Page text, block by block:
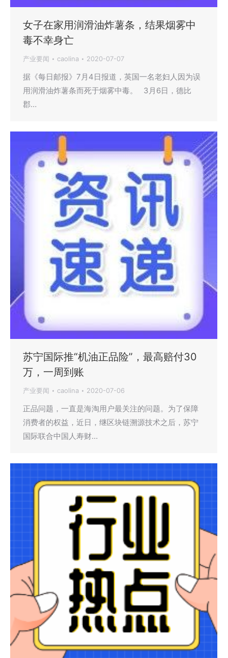
女子在家用润滑油炸薯条，结果烟雾中
毒不幸身亡
产业要闻 caolina 2020-07-07
据《每日邮报》7月4日报道，英国一名老妇人因为误
用润滑油炸薯条而死于烟雾中毒。 3月6日，德比
郡…
苏宁国际推“机油正品险”，最高赔付30
万，一周到账
产业要闻 caolina 2020-07-06
正品问题，一直是海淘用户最关注的问题。为了保障
消费者的权益，近日，继区块链溯源技术之后，苏宁
国际联合中国人寿财…